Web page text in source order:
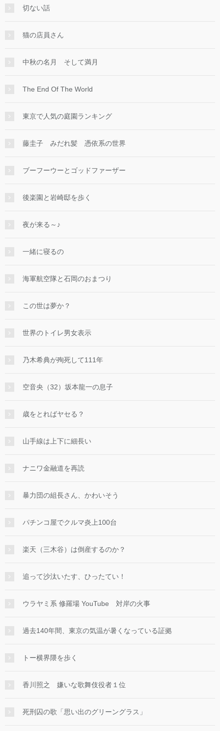
切ない話
猫の店員さん
中秋の名月 そして満月
The End Of The World
東京で人気の庭園ランキング
藤圭子 みだれ髪 憑依系の世界
ブーフーウーとゴッドファーザー
後楽園と岩崎邸を歩く
夜が来る～♪
一緒に寝るの
海軍航空隊と石岡のおまつり
この世は夢か？
世界のトイレ男女表示
乃木希典が殉死して111年
空音央（32）坂本龍一の息子
歳をとればヤセる？
山手線は上下に細長い
ナニワ金融道を再読
暴力団の組長さん、かわいそう
パチンコ屋でクルマ炎上100台
楽天（三木谷）は倒産するのか？
追って沙汰いたす、ひったてい！
ウラヤミ系 修羅場 YouTube 対岸の火事
過去140年間、東京の気温が暑くなっている証拠
トー横界隈を歩く
香川照之 嫌いな歌舞伎役者１位
死刑囚の歌「思い出のグリーングラス」